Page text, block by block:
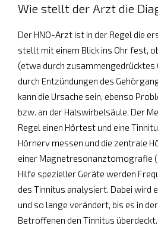
Wie stellt der Arzt die
Der HNO-Arzt ist in der Regel die
stellt mit einem Blick ins Ohr fest,
(etwa durch zusammengedrücktes
durch Entzündungen des
kann die Ursache sein, ebenso
bzw. an der Halswirbelsäule. Der
Regel einen Hörtest und eine
Hörnerv messen und die zentrale
einer Magnetresonanztomografie
Hilfe spezieller Geräte werden
des Tinnitus analysiert. Dabei wird
und so lange verändert, bis es in
Betroffenen den Tinnitus überdeckt.